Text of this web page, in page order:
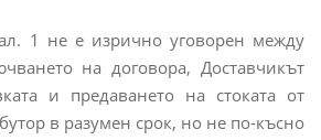
1 не е изрично уговорен между
на договора, Доставчикът
и предаването на стоката от
в разумен срок, но не по-късно